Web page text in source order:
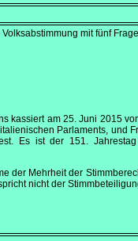
mit fünf
kassiert am25. Juni 2015
Parlaments, und
Es ist der 151.
der Mehrheit der
nicht der